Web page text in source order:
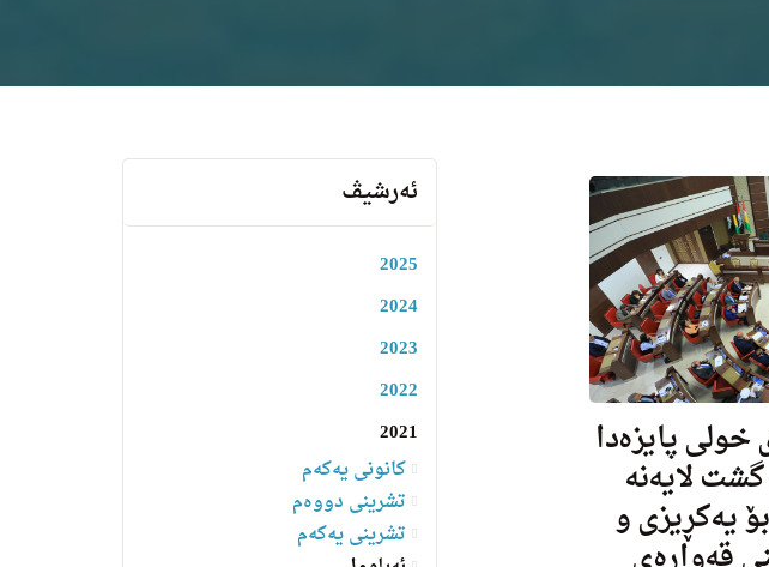
خولی پایزه‌دا
لایه‌نه‌
یه‌كڕیزى و
ئەرشیڤ
2025
2024
2023
2022
2021
کانونی یەکەم
تشرینی دووەم
تشرینی یەکەم